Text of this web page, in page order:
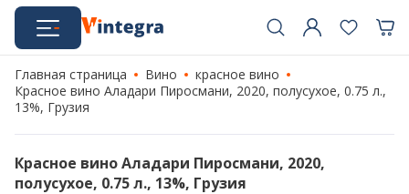
Главная страница Вино
красное вино
Красное вино Аладари Пиросмани, 2020, полусухое, 0.75 л.,
13%, Грузия
Красное вино Аладари Пиросмани, 2020,
полусухое, 0.75 л., 13%, Грузия